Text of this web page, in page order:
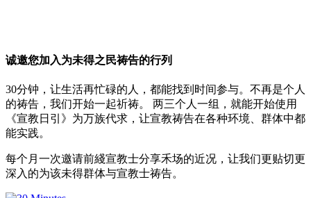
诚邀您加入为未得之民祷告的行列
30分钟，让生活再忙碌的人，都能找到时间参与。不再是个人
的祷告，我们开始一起祈祷。 两三个人一组，就能开始使用
《宣教日引》为万族代求，让宣教祷告在各种环境、群体中都
能实践。
每个月一次邀请前綫宣教士分享禾场的近况，让我们更贴切更
深入的为该未得群体与宣教士祷告。